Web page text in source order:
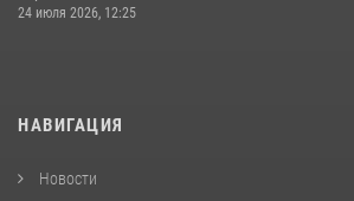
24 июля 2026, 12:25
НАВИГАЦИЯ
Новости